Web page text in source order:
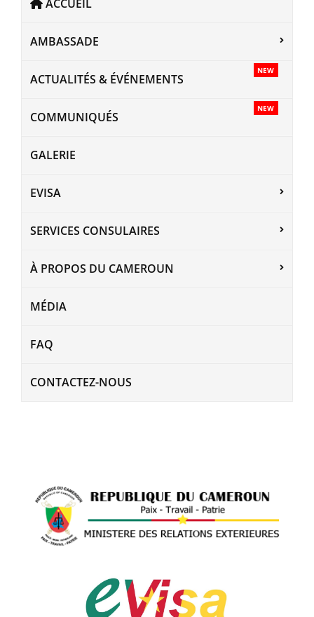
ACCUEIL
AMBASSADE
NEW
ACTUALITÉS & ÉVÉNEMENTS
NEW
COMMUNIQUÉS
GALERIE
EVISA
SERVICES CONSULAIRES
À PROPOS DU CAMEROUN
MÉDIA
FAQ
CONTACTEZ-NOUS